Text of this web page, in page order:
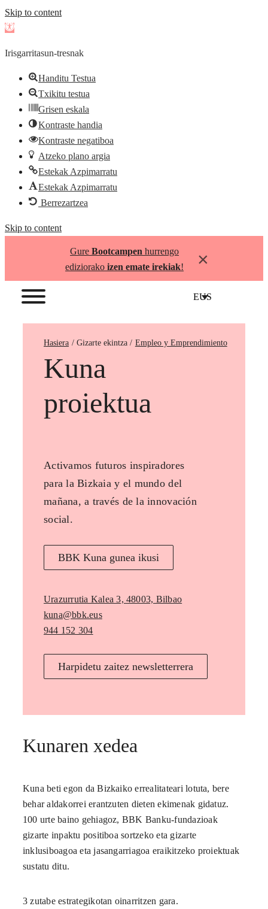
Skip to content
Open
Irisgarritasun-tresnak
Handitu Testua
Txikitu testua
Grisen eskala
Kontraste handia
Kontraste negatiboa
Atzeko plano argia
Estekak Azpimarratu
Estekak Azpimarratu
Berrezartzea
Skip to content
Gure Bootcampen hurrengo
ediziorako izen emate irekiak! ×
EUS
Hasiera Empleo y Emprendimiento
Kuna
proiektua
Activamos futuros inspiradores
para la Bizkaia y el mundo del
mañana, a través de la innovación
social.
BBK Kuna gunea ikusi
Urazurrutia Kalea 3, 48003, Bilbao
kuna@bbk.eus
944 152 304
Harpidetu zaitez newsletterrera
Kunaren xedea
Kuna beti egon da Bizkaiko errealitateari lotuta, bere
behar aldakorrei erantzuten dieten ekimenak gidatuz.
100 urte baino gehiagoz, BBK Banku-fundazioak
gizarte inpaktu positiboa sortzeko eta gizarte
inklusiboagoa eta jasangarriagoa eraikitzeko proiektuak
sustatu ditu.
3 zutabe estrategikotan oinarritzen gara.